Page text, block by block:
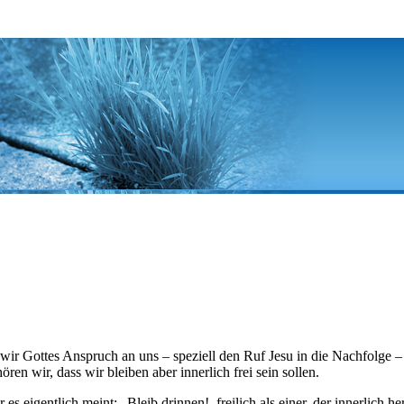
Gottes Anspruch an uns – speziell den Ruf Jesu in die
wir, dass wir bleiben aber innerlich frei sein sollen.